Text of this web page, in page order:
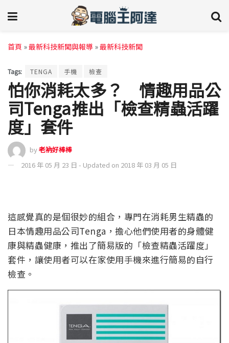
首頁 »最新科技新聞與報導 »最新科技新聞
Tags: TENGA 手機 檢查
怕你消耗太多？ 情趣用品公
司Tenga推出「檢查精蟲活躍
度」套件
by老衲好棒棒
2016 年 05 月 23 日 - Updated on 2018 年 03 月 05 日
這感覺真的是個很妙的組合，專門在消耗男生精蟲的
日本情趣用品公司Tenga，擔心他們使用者的身體健
康與精蟲健康，推出了簡易版的「檢查精蟲活躍度」
套件，讓使用者可以在家使用手機來進行簡易的自行
檢查。